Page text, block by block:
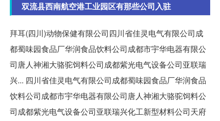
双流县西南航空港工业园区有那些公司入驻
拜耳(四川)动物保健有限公司四川省佳灵电气有限公司成
都蜀味园食品厂华润食品饮料公司成都市宇华电器有限公
司唐人神湘大骆驼饲料公司成都紫光电气设备公司亚联瑞
兴... 四川省佳灵电气有限公司成都蜀味园食品厂华润食品
饮料公司成都市宇华电器有限公司唐人神湘大骆驼饲料公
司成都紫光电气设备公司亚联瑞兴化工新型材料公司天府